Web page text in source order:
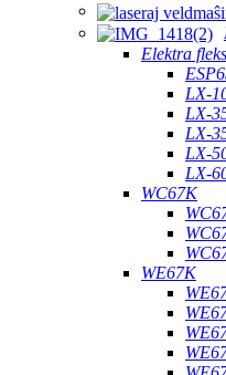
Elektra
LX-
LX-
LX-
LX-
LX-
WC67K
WE67K